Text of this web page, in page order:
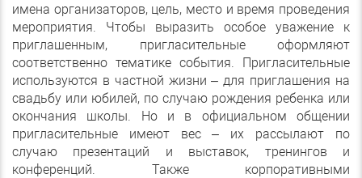
имена организаторов, цель, место и время проведения
мероприятия. Чтобы выразить особое уважение к
приглашенным, пригласительные оформляют
соответственно тематике события. Пригласительные
используются в частной жизни – для приглашения на
свадьбу или юбилей, по случаю рождения ребенка или
окончания школы. Но и в официальном общении
пригласительные имеют вес – их рассылают по
случаю презентаций и выставок, тренингов и
конференций. Также корпоративными